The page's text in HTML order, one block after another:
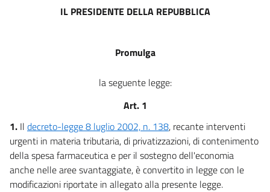
IL PRESIDENTE DELLA REPUBBLICA
Promulga
la seguente legge:
Art. 1
1. Il decreto-legge 8 luglio 2002, n. 138, recante interventi
urgenti in materia tributaria, di privatizzazioni, di contenimento
della spesa farmaceutica e per il sostegno dell'economia
anche nelle aree svantaggiate, è convertito in legge con le
modificazioni riportate in allegato alla presente legge.